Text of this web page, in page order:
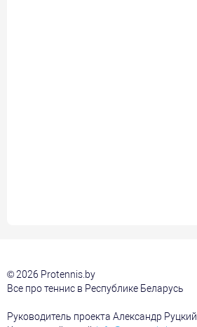
© 2026 Protennis.by
Все про теннис в Республике Беларусь
Руководитель проекта Александр Руцкий